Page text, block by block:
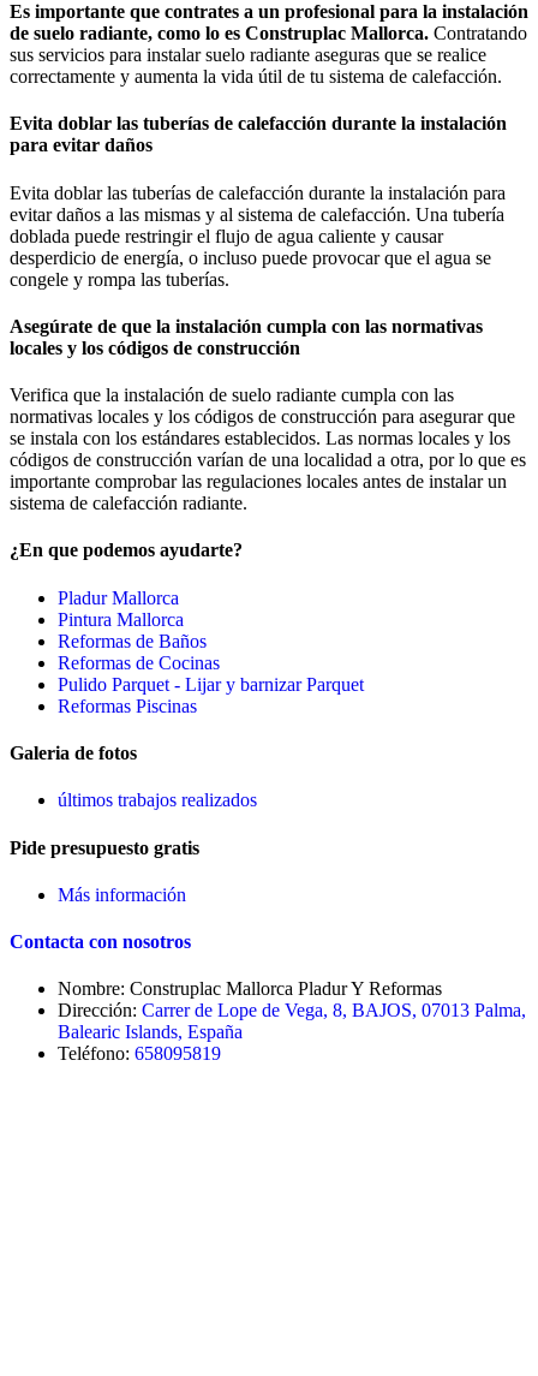
Es importante que contrates a un profesional para la instalación
de suelo radiante, como lo es Construplac Mallorca. Contratando
sus servicios para instalar suelo radiante aseguras que se realice
correctamente y aumenta la vida útil de tu sistema de calefacción.
Evita doblar las tuberías de calefacción durante la instalación
para evitar daños
Evita doblar las tuberías de calefacción durante la instalación para
evitar daños a las mismas y al sistema de calefacción. Una tubería
doblada puede restringir el flujo de agua caliente y causar
desperdicio de energía, o incluso puede provocar que el agua se
congele y rompa las tuberías.
Asegúrate de que la instalación cumpla con las normativas
locales y los códigos de construcción
Verifica que la instalación de suelo radiante cumpla con las
normativas locales y los códigos de construcción para asegurar que
se instala con los estándares establecidos. Las normas locales y los
códigos de construcción varían de una localidad a otra, por lo que es
importante comprobar las regulaciones locales antes de instalar un
sistema de calefacción radiante.
¿En que podemos ayudarte?
Pladur Mallorca
Pintura Mallorca
Reformas de Baños
Reformas de Cocinas
Pulido Parquet - Lijar y barnizar Parquet
Reformas Piscinas
Galeria de fotos
últimos trabajos realizados
Pide presupuesto gratis
Más información
Contacta con nosotros
Nombre: Construplac Mallorca Pladur Y Reformas
Dirección: Carrer de Lope de Vega, 8, BAJOS, 07013 Palma,
Balearic Islands, España
Teléfono: 658095819